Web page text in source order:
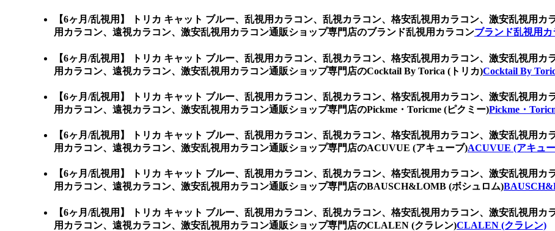
【6ヶ月/乱視用】 トリカ キャット ブルー、乱視用カラコン、乱視カラコン、格安乱視用カラコン、激安乱視用
用カラコン、遠視カラコン、激安乱視用カラコン通販ショップ専門店のブランド乱視用カラコンブランド乱視用
【6ヶ月/乱視用】 トリカ キャット ブルー、乱視用カラコン、乱視カラコン、格安乱視用カラコン、激安乱視用
用カラコン、遠視カラコン、激安乱視用カラコン通販ショップ専門店のCocktail By Torica (トリカ)Cocktail By
【6ヶ月/乱視用】 トリカ キャット ブルー、乱視用カラコン、乱視カラコン、格安乱視用カラコン、激安乱視用
用カラコン、遠視カラコン、激安乱視用カラコン通販ショップ専門店のPickme・Toricme (ピクミー)Pickme・
【6ヶ月/乱視用】 トリカ キャット ブルー、乱視用カラコン、乱視カラコン、格安乱視用カラコン、激安乱視用
用カラコン、遠視カラコン、激安乱視用カラコン通販ショップ専門店のACUVUE (アキューブ)ACUVUE (アキュ
【6ヶ月/乱視用】 トリカ キャット ブルー、乱視用カラコン、乱視カラコン、格安乱視用カラコン、激安乱視用
用カラコン、遠視カラコン、激安乱視用カラコン通販ショップ専門店のBAUSCH&LOMB (ボシュロム)
【6ヶ月/乱視用】 トリカ キャット ブルー、乱視用カラコン、乱視カラコン、格安乱視用カラコン、激安乱視用
用カラコン、遠視カラコン、激安乱視用カラコン通販ショップ専門店のCLALEN (クラレン)CLALEN (クラレン)